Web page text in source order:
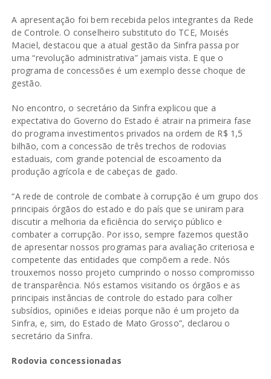
A apresentação foi bem recebida pelos integrantes da Rede
de Controle. O conselheiro substituto do TCE, Moisés
Maciel, destacou que a atual gestão da Sinfra passa por
uma “revolução administrativa” jamais vista. E que o
programa de concessões é um exemplo desse choque de
gestão.
No encontro, o secretário da Sinfra explicou que a
expectativa do Governo do Estado é atrair na primeira fase
do programa investimentos privados na ordem de R$ 1,5
bilhão, com a concessão de três trechos de rodovias
estaduais, com grande potencial de escoamento da
produção agrícola e de cabeças de gado.
“A rede de controle de combate à corrupção é um grupo dos
principais órgãos do estado e do país que se uniram para
discutir a melhoria da eficiência do serviço público e
combater a corrupção. Por isso, sempre fazemos questão
de apresentar nossos programas para avaliação criteriosa e
competente das entidades que compõem a rede. Nós
trouxemos nosso projeto cumprindo o nosso compromisso
de transparência. Nós estamos visitando os órgãos e as
principais instâncias de controle do estado para colher
subsídios, opiniões e ideias porque não é um projeto da
Sinfra, e, sim, do Estado de Mato Grosso”, declarou o
secretário da Sinfra.
Rodovia concessionadas